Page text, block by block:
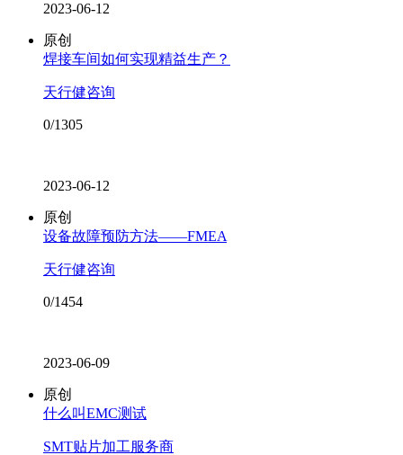
2023-06-12
原创
焊接车间如何实现精益生产？
天行健咨询
0/1305
2023-06-12
原创
设备故障预防方法——FMEA
天行健咨询
0/1454
2023-06-09
原创
什么叫EMC测试
SMT贴片加工服务商